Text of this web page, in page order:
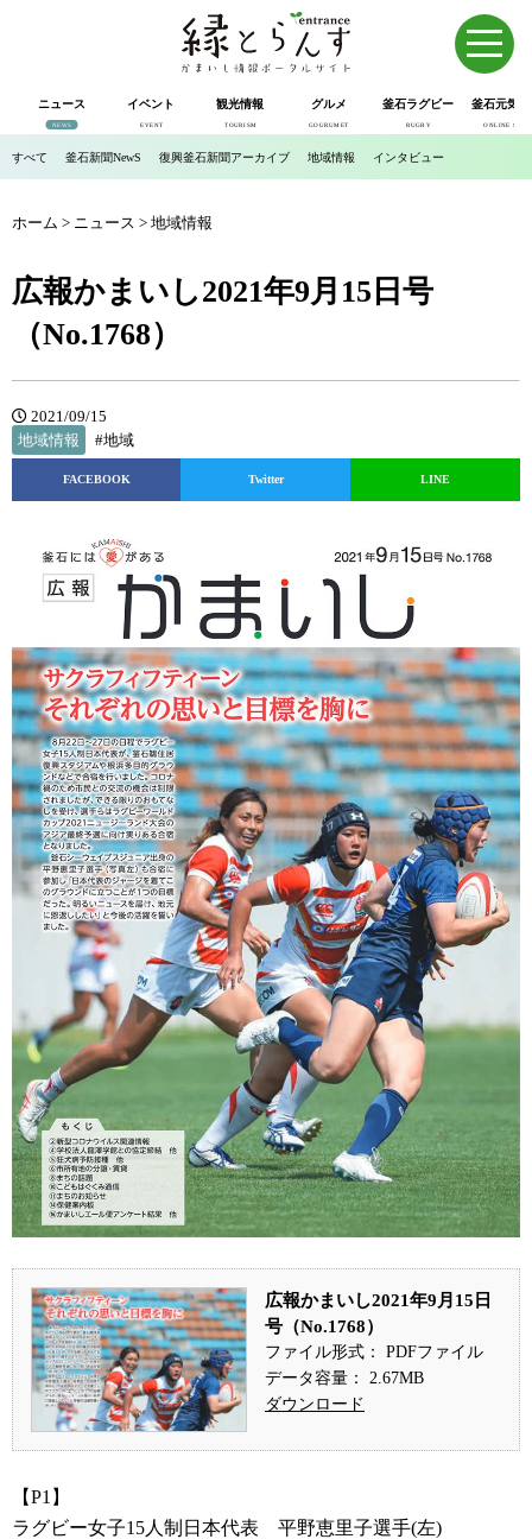
ニュース
NEWS
イベント
EVENT
観光情報
TOURISM
グルメ
GOURUMET
釜石ラグビー
RUGBY
釜石元気
ONLINE SHOP
すべて 釜石新聞NewS 復興釜石新聞アーカイブ 地域情報 インタビュー
ホーム > ニュース > 地域情報
広報かまいし2021年9月15日号
（No.1768）
2021/09/15
地域情報
#地域
FACEBOOK Twitter LINE
広報かまいし2021年9月15日
号（No.1768）
ファイル形式： PDFファイル
データ容量： 2.67MB
ダウンロード
【P1】
ラグビー女子15人制日本代表 平野恵里子選手(左)